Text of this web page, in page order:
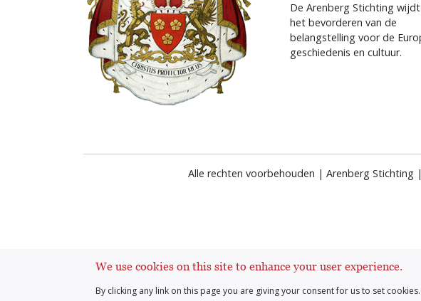
De Arenberg Stichting wijdt
het bevorderen van de
belangstelling voor de
geschiedenis en cultuur.
Alle rechten voorbehouden | Arenberg Stichting |
We use cookies on this site to enhance your user experience.
By clicking any link on this page you are giving your consent for us to set cookies.